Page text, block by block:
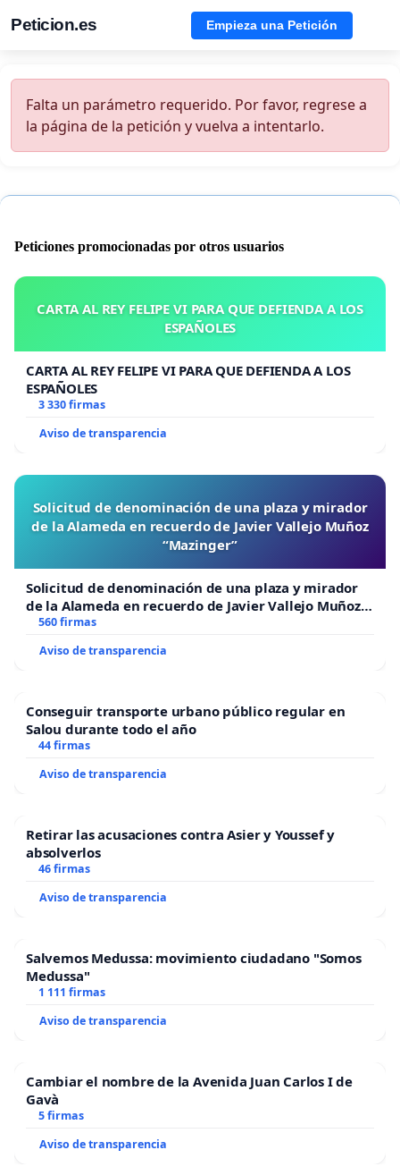
Peticion.es Empieza una Petición
Falta un parámetro requerido. Por favor, regrese a
la página de la petición y vuelva a intentarlo.
Peticiones promocionadas por otros usuarios
CARTA AL REY FELIPE VI PARA QUE DEFIENDA A LOS
ESPAÑOLES
CARTA AL REY FELIPE VI PARA QUE DEFIENDA A LOS
ESPAÑOLES
3 330 firmas
Aviso de transparencia
Solicitud de denominación de una plaza y mirador
de la Alameda en recuerdo de Javier Vallejo Muñoz
“Mazinger”
Solicitud de denominación de una plaza y mirador
de la Alameda en recuerdo de Javier Vallejo Muñoz
“Mazinger”
560 firmas
Aviso de transparencia
Conseguir transporte urbano público regular en
Salou durante todo el año
44 firmas
Aviso de transparencia
Retirar las acusaciones contra Asier y Youssef y
absolverlos
46 firmas
Aviso de transparencia
Salvemos Medussa: movimiento ciudadano "Somos
Medussa"
1 111 firmas
Aviso de transparencia
Cambiar el nombre de la Avenida Juan Carlos I de
Gavà
5 firmas
Aviso de transparencia